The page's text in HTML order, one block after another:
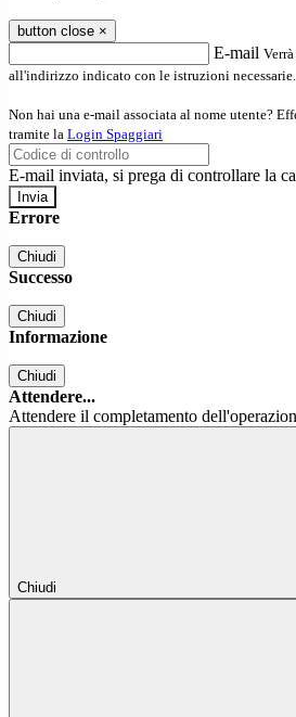
button close ×
E-mail
all'indirizzo indicato con le istruzioni necessarie.
Non hai una e-mail associata al nome utente?
tramite la Login Spaggiari
E-mail inviata, si prega di controllare la
Errore
Chiudi
Successo
Chiudi
Informazione
Chiudi
Attendere...
Attendere il completamento
Chiudi